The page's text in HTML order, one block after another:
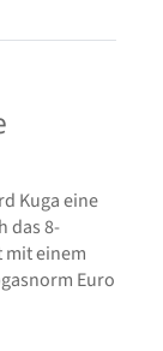
Kuga eine
das 8-
mit einem
Euro